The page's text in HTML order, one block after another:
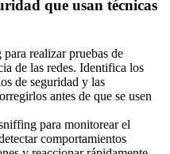
que usan técnicas
realizar pruebas de
de las redes. Identifica los
de seguridad y las
antes de que se usen
para monitorear el
comportamientos